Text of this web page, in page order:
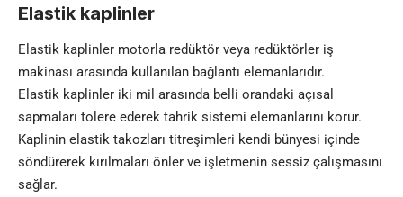
Elastik kaplinler
Elastik kaplinler motorla redüktör veya redüktörler iş
makinası arasında kullanılan bağlantı elemanlarıdır.
Elastik kaplinler iki mil arasında belli orandaki açısal
sapmaları tolere ederek tahrik sistemi elemanlarını korur.
Kaplinin elastik takozları titreşimleri kendi bünyesi içinde
söndürerek kırılmaları önler ve işletmenin sessiz çalışmasını
sağlar.